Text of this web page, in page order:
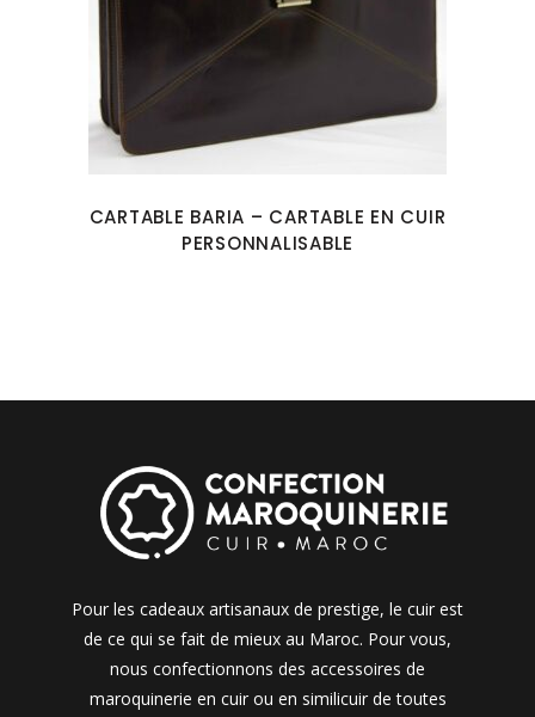
CARTABLE BARIA – CARTABLE EN CUIR
PERSONNALISABLE
Pour les cadeaux artisanaux de prestige, le cuir est
de ce qui se fait de mieux au Maroc. Pour vous,
nous confectionnons des accessoires de
maroquinerie en cuir ou en similicuir de toutes